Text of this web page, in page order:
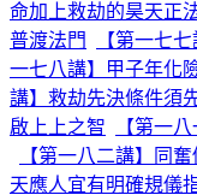
命加上救劫的昊天正
普渡法門
【第一七
一七八講】甲子年化
講】救劫先決條件須
啟上上之智
【第一
【第一八二講】同
天應人宜有明確規儀